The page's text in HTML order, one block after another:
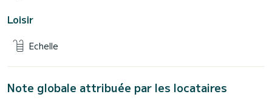
Loisir
Echelle
Note globale attribuée par les locataires